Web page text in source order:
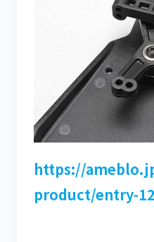
https://
product/entry-